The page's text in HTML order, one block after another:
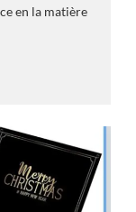
en la matière